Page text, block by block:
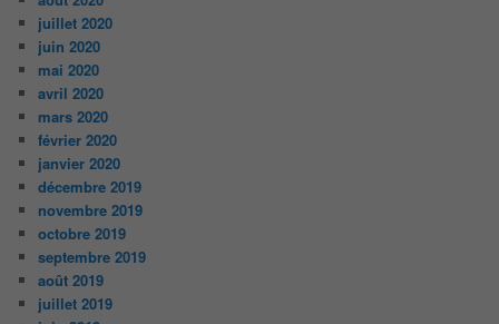
juillet 2020
juin 2020
mai 2020
avril 2020
mars 2020
février 2020
janvier 2020
décembre 2019
novembre 2019
octobre 2019
septembre 2019
août 2019
juillet 2019